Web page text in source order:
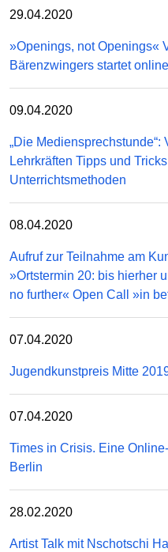
29.04.2020
»Openings, not Openings«
Bärenzwingers startet online
09.04.2020
„Die
Lehrkräften Tipps und
Unterrichtsmethoden
08.04.2020
Aufruf zur Teilnahme am
»Ortstermin 20: bis hierher
no further« Open Call »in
07.04.2020
Jugendkunstpreis Mitte
07.04.2020
Times in Crisis. Eine
Berlin
28.02.2020
Artist Talk mit Nschotschi